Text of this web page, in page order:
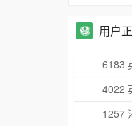
用户
6183
4022
1257